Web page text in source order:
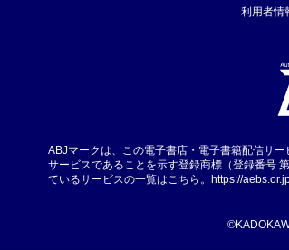
利用者情
ABJマークは、この電子書店・電子書籍配信サ
サービスであることを示す登録商標（登録番号
ているサービスの一覧はこちら。 https://